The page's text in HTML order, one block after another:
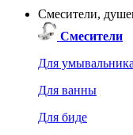
Смесители,
Смесители
Для умывальника
Для ванны
Для биде